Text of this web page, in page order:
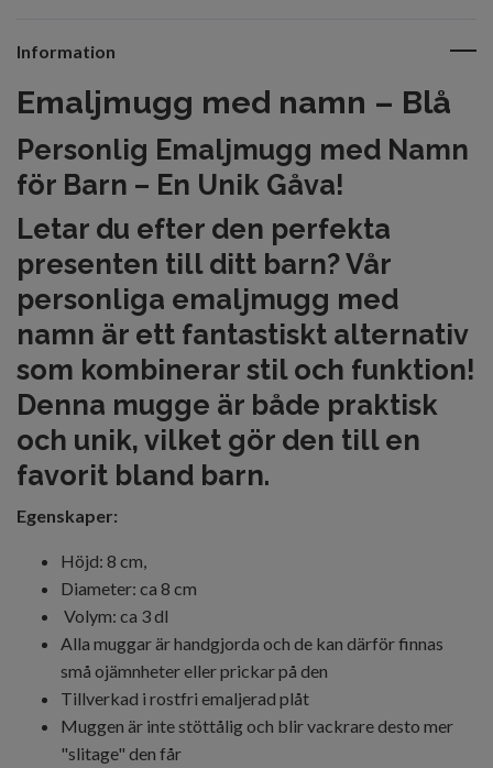
Information
Emaljmugg med namn – Blå
Personlig Emaljmugg med Namn
för Barn – En Unik Gåva!
Letar du efter den perfekta
presenten till ditt barn? Vår
personliga emaljmugg med
namn är ett fantastiskt alternativ
som kombinerar stil och funktion!
Denna mugge är både praktisk
och unik, vilket gör den till en
favorit bland barn.
Egenskaper:
Höjd: 8 cm,
Diameter: ca 8 cm
Volym: ca 3 dl
Alla muggar är handgjorda och de kan därför finnas
små ojämnheter eller prickar på den
Tillverkad i rostfri emaljerad plåt
Muggen är inte stöttålig och blir vackrare desto mer
"slitage" den får